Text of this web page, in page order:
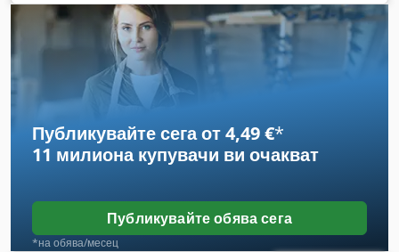
Двигател: 10 500 см³ Ходова част: Колела Кабина за
водача: Кабина Прикачни устройства: Кофа ID: 118060
Незабавно готов за работа 170 к.с. 6 цилиндъра 18 000 кг
Линк към видео в YouTube: Разполагаме постоянно с голям
избор от употребявани машини на склад. Повече от нашето
предлагане ще откриете на Необвързваща оферта,
продажба е запазено Рекламите и логата на фирмите по
машините може да са били дигитално обработени на
Публикувайте сега от 4,49 €*
11 милиона купувачи ви очакват
Публикувайте обява сега
*на обява/месец